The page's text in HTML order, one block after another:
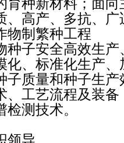
育种新材料；面
、高产、多抗、
物制繁种工程
种子安全高效生
化、标准化生产
子质量和种子生
、工艺流程及装
测技术。